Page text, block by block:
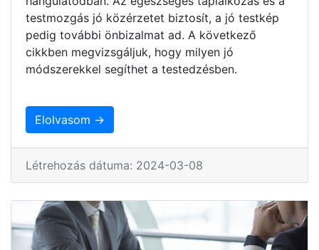
testmozgás jó közérzetet biztosít, a jó testkép
pedig további önbizalmat ad. A következő
cikkben megvizsgáljuk, hogy milyen jó
módszerekkel segíthet a testedzésben.
Elolvasom →
Létrehozás dátuma: 2024-03-08